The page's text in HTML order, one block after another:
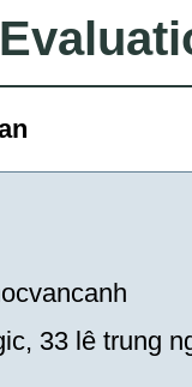
33 lê trung